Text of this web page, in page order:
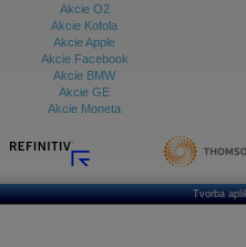
Akcie O2
Akcie Kofola
Akcie Apple
Akcie Facebook
Akcie BMW
Akcie GE
Akcie Moneta
Tvorba